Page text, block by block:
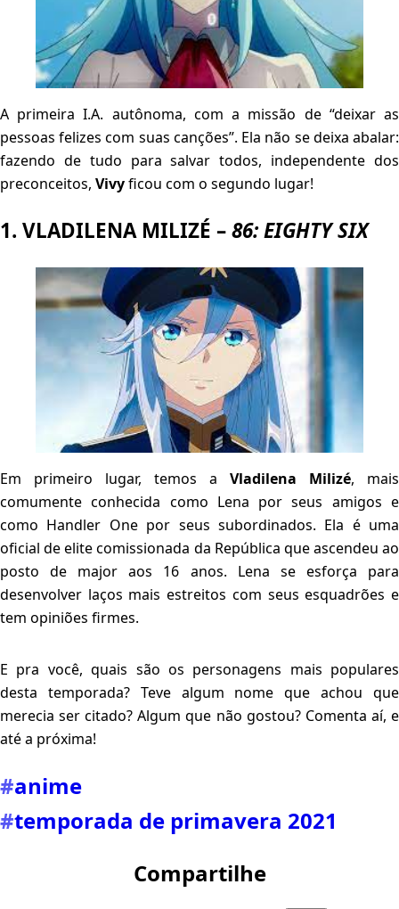
A primeira I.A. autônoma, com a missão de “deixar as
pessoas felizes com suas canções”. Ela não se deixa abalar:
fazendo de tudo para salvar todos, independente dos
preconceitos, Vivyficou com o segundo lugar!
1. VLADILENA MILIZÉ –86: EIGHTY SIX
Em primeiro lugar, temos a Vladilena Milizé, mais
comumente conhecida como Lena por seus amigos e
como Handler One por seus subordinados. Ela é uma
oficial de elite comissionada da República que ascendeu ao
posto de major aos 16 anos. Lena se esforça para
desenvolver laços mais estreitos com seus esquadrões e
tem opiniões firmes.
E pra você, quais são os personagens mais populares
desta temporada? Teve algum nome que achou que
merecia ser citado? Algum que não gostou? Comenta aí, e
até a próxima!
#anime
#temporada de primavera 2021
Compartilhe